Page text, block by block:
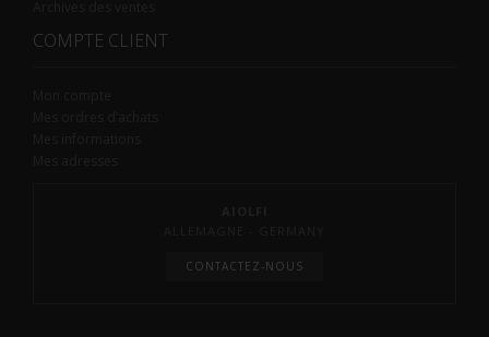
COMPTE CLIENT
CONTACTEZ-NOUS